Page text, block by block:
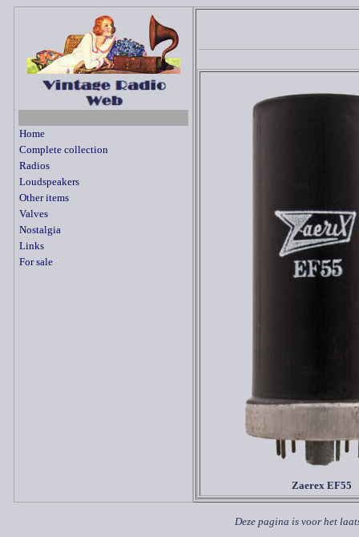
Home
Complete collection
Radios
Loudspeakers
Other items
Valves
Nostalgia
Links
For sale
Zaerex EF55
Deze pagina is voor het